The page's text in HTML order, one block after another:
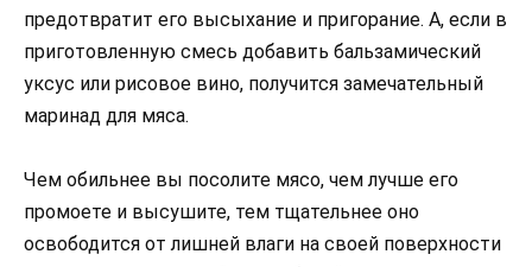
предотвратит его высыхание и пригорание. А, если в
приготовленную смесь добавить бальзамический
уксус или рисовое вино, получится замечательный
маринад для мяса.
Чем обильнее вы посолите мясо, чем лучше его
промоете и высушите, тем тщательнее оно
освободится от лишней влаги на своей поверхности